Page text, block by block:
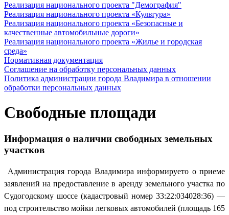
Реализация национального проекта "Демография"
Реализация национального проекта «Культура»
Реализация национального проекта «Безопасные и
качественные автомобильные дороги»
Реализация национального проекта «Жилье и городская
среда»
Нормативная документация
Соглашение на обработку персональных данных
Политика администрации города Владимира в отношении
обработки персональных данных
Свободные площади
Информация о наличии свободных земельных
участков
Администрация города Владимира информируето о приеме
заявлений на предоставление в аренду земельного участка по
Судогодскому шоссе (кадастровый номер 33:22:034028:36) —
под строительство мойки легковых автомобилей (площадь 165